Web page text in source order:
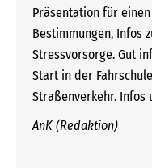
Präsentation für
Bestimmungen, Infos
Stressvorsorge. Gut
Start in der
Straßenverkehr. Infos
AnK (Redaktion)